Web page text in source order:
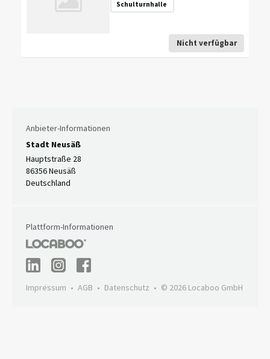
Schulturnhalle
Nicht verfügbar
Anbieter-Informationen
Stadt Neusäß
Hauptstraße 28
86356 Neusäß
Deutschland
Plattform-Informationen
Impressum AGB Datenschutz © 2026 Locaboo GmbH